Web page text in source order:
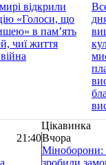
відкрили
«Голоси, що
в пам’ять
чиї життя
Цікавинка
21:40Вчора
Міноборони:
зробили